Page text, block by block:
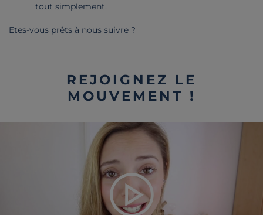
tout simplement.
Etes-vous prêts à nous suivre ?
REJOIGNEZ LE
MOUVEMENT !